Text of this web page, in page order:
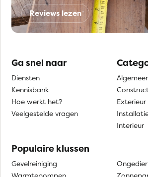
Reviews lezen
Ga snel naar
Diensten
Kennisbank
Hoe werkt het?
Veelgestelde vragen
Exterieur
Interieur
Populaire klussen
Gevelreiniging